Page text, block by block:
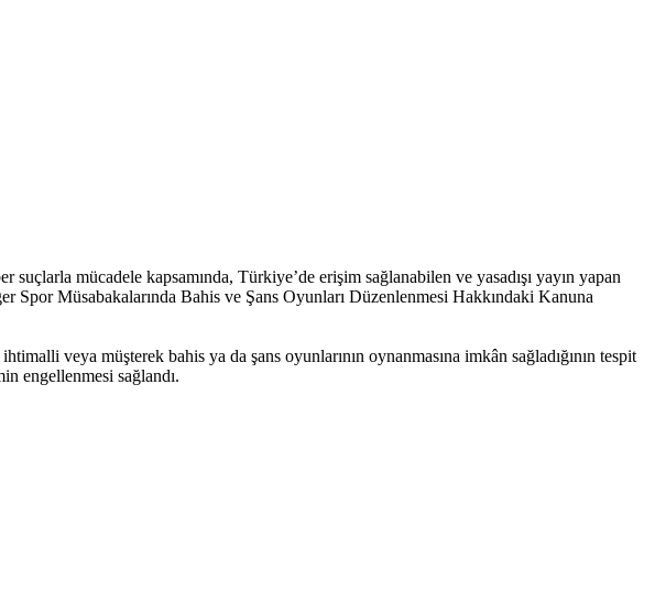
mücadele kapsamında, Türkiye’de erişim sağlanabilen ve yasadışı yayın yapan
Spor Müsabakalarında Bahis ve Şans Oyunları Düzenlenmesi Hakkındaki Kanuna
veya müşterek bahis ya da şans oyunlarının oynanmasına imkân sağladığının tespit
engellenmesi sağlandı.